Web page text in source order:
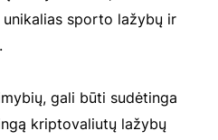
sporto lažybų ir
gali būti sudėtinga
kriptovaliutų lažybų